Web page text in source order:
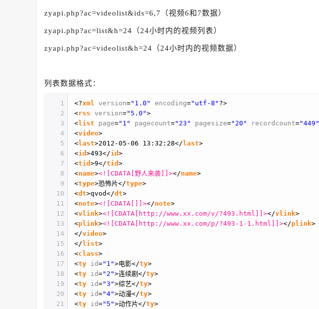
zyapi.php?ac=videolist&ids=6,7（视频6和7数据）
zyapi.php?ac=list&h=24（24小时内的视频列表）
zyapi.php?ac=videolist&h=24（24小时内的视频数据）
列表数据格式：
1
2
3
4
5
6
7
8
9
10
11
12
13
14
15
16
17
18
19
20
21
<?xml version="1.0" encoding="utf-8" ?>
<rss version="5.0">
<list page="1" pagecount="23" pagesize="20" recordcount="449"
<video>
<last>2012-05-06 13:32:28</ last>
<id >493</id >
<tid >9</tid >
<name><![CDATA[野人来袭]]></name>
<type>恐怖片</type>
<dt>qvod</dt>
<note><![CDATA[]]></note>
<vlink><![CDATA[http://www.xx.com/v/?493.html]]></vlink>
<plink><![CDATA[http://www.xx.com/p/?493-1-1.html]]></plink>
</video>
</ list>
<class>
<ty id="1">电影</ty>
<ty id="2">连续剧</ty>
<ty id="3">综艺</ty>
<ty id="4">动漫</ty>
<ty id="5">动作片</ty>